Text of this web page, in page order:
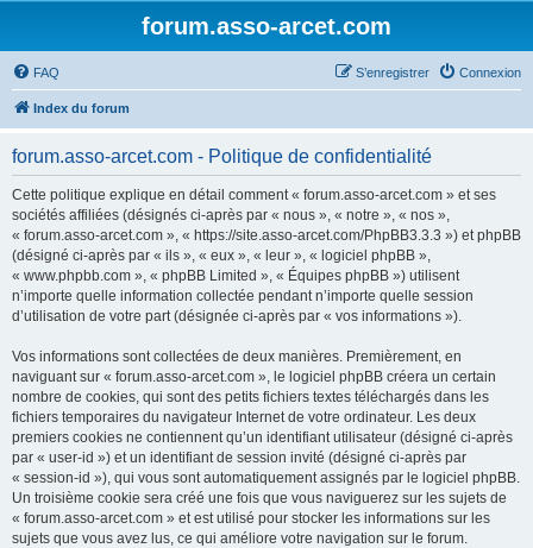
forum.asso-arcet.com
FAQ Connexion
S’enregistrer
Index du forum
forum.asso-arcet.com - Politique de confidentialité
Cette politique explique en détail comment « forum.asso-arcet.com » et ses
sociétés affiliées (désignés ci-après par « nous », « notre », « nos »,
« forum.asso-arcet.com », « https://site.asso-arcet.com/PhpBB3.3.3 ») et phpBB
(désigné ci-après par « ils », « eux », « leur », « logiciel phpBB »,
« www.phpbb.com », « phpBB Limited », « Équipes phpBB ») utilisent
n’importe quelle information collectée pendant n’importe quelle session
d’utilisation de votre part (désignée ci-après par « vos informations »).
Vos informations sont collectées de deux manières. Premièrement, en
naviguant sur « forum.asso-arcet.com », le logiciel phpBB créera un certain
nombre de cookies, qui sont des petits fichiers textes téléchargés dans les
fichiers temporaires du navigateur Internet de votre ordinateur. Les deux
premiers cookies ne contiennent qu’un identifiant utilisateur (désigné ci-après
par « user-id ») et un identifiant de session invité (désigné ci-après par
« session-id »), qui vous sont automatiquement assignés par le logiciel phpBB.
Un troisième cookie sera créé une fois que vous naviguerez sur les sujets de
« forum.asso-arcet.com » et est utilisé pour stocker les informations sur les
sujets que vous avez lus, ce qui améliore votre navigation sur le forum.